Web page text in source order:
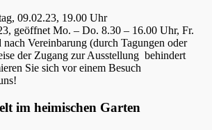
09.02.23, 19.00 Uhr
geöffnet Mo. – Do. 8.30 – 16.00 Uhr, Fr.
Vereinbarung (durch Tagungen oder
der Zugang zur Ausstellung behindert
Sie sich vor einem Besuch
im heimischen Garten